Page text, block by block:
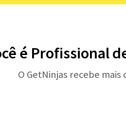
é Profissional
O GetNinjas recebe